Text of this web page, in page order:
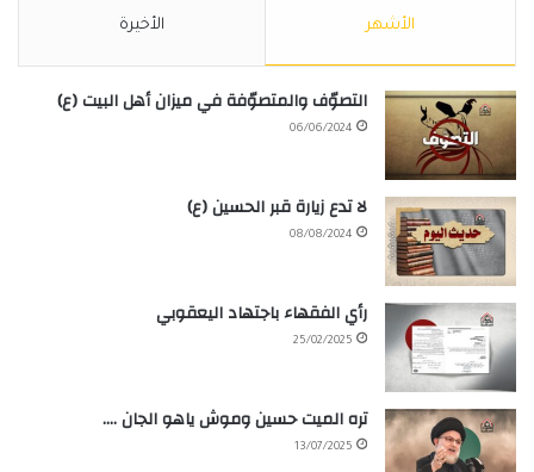
الأشهر الأخيرة
التصوّف والمتصوّفة في ميزان أهل البيت (ع)
06/06/2024
لا تدع زيارة قبر الحسين (ع)
08/08/2024
رأي الفقهاء باجتهاد اليعقوبي
25/02/2025
تره الميت حسين وموش ياهو الجان ….
13/07/2025